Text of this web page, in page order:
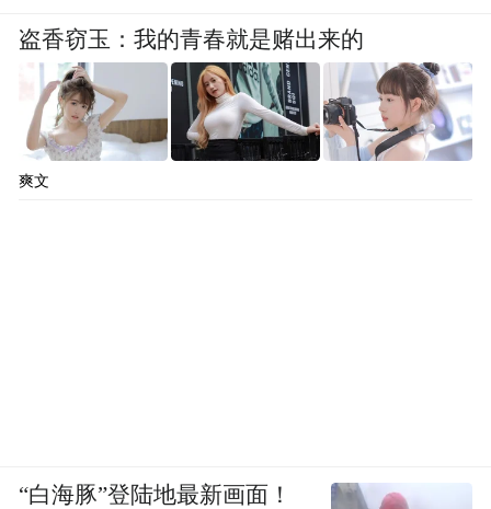
盗香窃玉：我的青春就是赌出来的
爽文
“白海豚”登陆地最新画面！